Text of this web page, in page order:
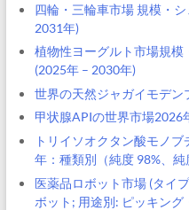
四輪・三輪車市場 規模・
2031年)
植物性ヨーグルト市場規模
(2025年 – 2030年)
世界の天然ジャガイモデン
甲状腺APIの世界市場2026
トリイソオクタン酸モノ
年：種類別（純度 98%、純
医薬品ロボット市場 (タイ
ボット; 用途別: ピッキン